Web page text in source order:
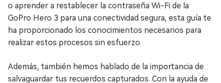
o aprender a restablecer la contraseña Wi-Fi de la
GoPro Hero 3 para una conectividad segura, esta guía te
ha proporcionado los conocimientos necesarios para
realizar estos procesos sin esfuerzo.
Además, también hemos hablado de la importancia de
salvaguardar tus recuerdos capturados. Con la ayuda de